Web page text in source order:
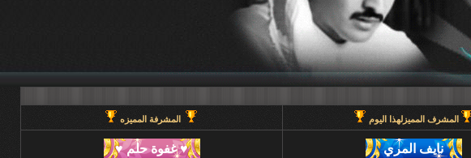
المشرف المميزلهذا اليوم المشرفة المميزه